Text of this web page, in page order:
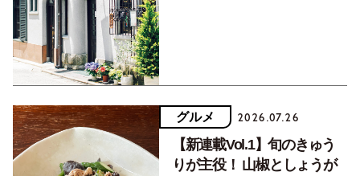
グルメ 2026.07.26
【新連載Vol.1】旬のきゅう
りが主役！ 山椒としょうが